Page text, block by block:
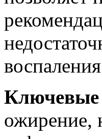
Ключевые
ожирение,